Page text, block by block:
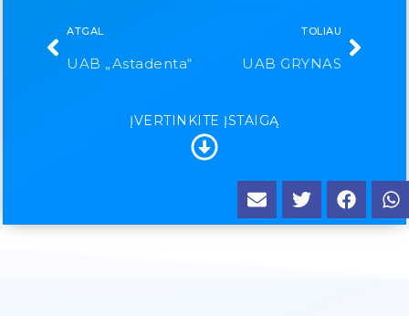
ATGAL
UAB „Astadenta“
TOLIAU
UAB GRYNAS
ĮVERTINKITE ĮSTAIGĄ